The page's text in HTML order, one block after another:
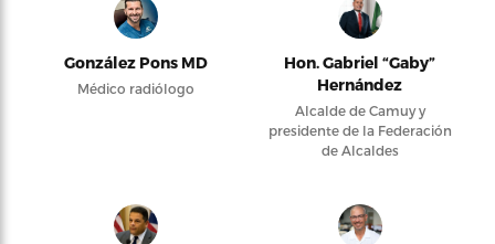
González Pons MD
Médico radiólogo
Hon. Gabriel “Gaby”
Hernández
Alcalde de Camuy y
presidente de la Federación
de Alcaldes